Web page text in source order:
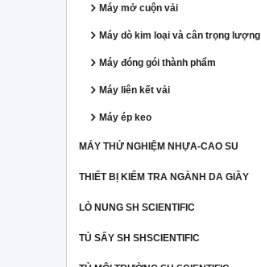
Máy mở cuộn vải
Máy dò kim loại và cân trọng lượng
Máy đóng gói thành phẩm
Máy liên kết vải
Máy ép keo
MÁY THỬ NGHIỆM NHỰA-CAO SU
THIẾT BỊ KIỂM TRA NGÀNH DA GIẦY
LÒ NUNG SH SCIENTIFIC
TỦ SẤY SH SHSCIENTIFIC